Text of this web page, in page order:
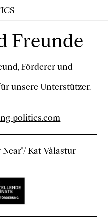
Freunde
Förderer und
unsere Unterstützer.
politics.com
Kat Vàlastur